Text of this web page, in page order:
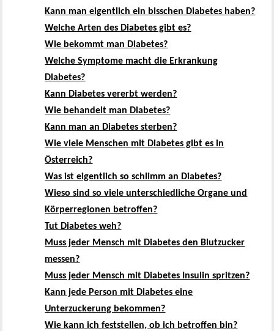
Kann man eigentlich ein bisschen Diabetes haben?
Welche Arten des Diabetes gibt es?
Wie bekommt man Diabetes?
Welche Symptome macht die Erkrankung
Diabetes?
Kann Diabetes vererbt werden?
Wie behandelt man Diabetes?
Kann man an Diabetes sterben?
Wie viele Menschen mit Diabetes gibt es in
Österreich?
Was ist eigentlich so schlimm an Diabetes?
Wieso sind so viele unterschiedliche Organe und
Körperregionen betroffen?
Tut Diabetes weh?
Muss jeder Mensch mit Diabetes den Blutzucker
messen?
Muss jeder Mensch mit Diabetes Insulin spritzen?
Kann jede Person mit Diabetes eine
Unterzuckerung bekommen?
Wie kann ich feststellen, ob ich betroffen bin?